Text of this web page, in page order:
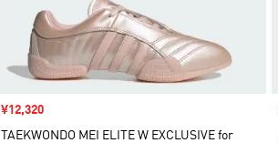
セール価格
¥12,320
TAEKWONDO MEI ELITE W EXCLUSIVE for